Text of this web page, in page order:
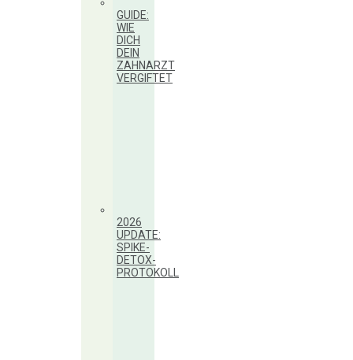
GUIDE:
WIE
DICH
DEIN
ZAHNARZT
VERGIFTET
2026
UPDATE:
SPIKE-
DETOX-
PROTOKOLL